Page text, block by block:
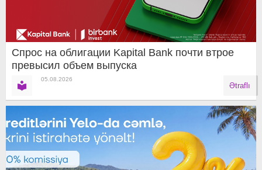
Спрос на облигации Kapital Bank почти втрое
превысил объем выпуска
05.08.2026
Ətraflı